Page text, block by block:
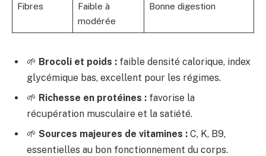
Fibres
Faible à
modérée
Bonne digestion
🌱 Brocoli et poids : faible densité calorique, index
glycémique bas, excellent pour les régimes.
🌱 Richesse en protéines : favorise la
récupération musculaire et la satiété.
🌱 Sources majeures de vitamines : C, K, B9,
essentielles au bon fonctionnement du corps.